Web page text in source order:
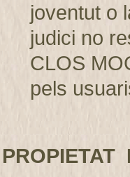
joventut o
judici no
CLOS
pels
PROPIETAT